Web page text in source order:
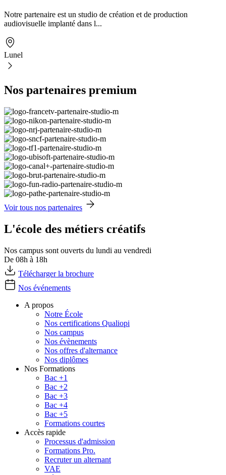
Notre partenaire est un studio de création et de production
audiovisuelle implanté dans l...
Lunel
Nos partenaires premium
Voir tous nos partenaires
L'école des métiers créatifs
Nos campus sont ouverts du lundi au vendredi
De 08h à 18h
Télécharger la brochure
Nos événements
A propos
Notre École
Nos certifications Qualiopi
Nos campus
Nos évènements
Nos offres d'alternance
Nos diplômes
Nos Formations
Bac +1
Bac +2
Bac +3
Bac +4
Bac +5
Formations courtes
Accès rapide
Processus d'admission
Formations Pro.
Recruter un alternant
VAE